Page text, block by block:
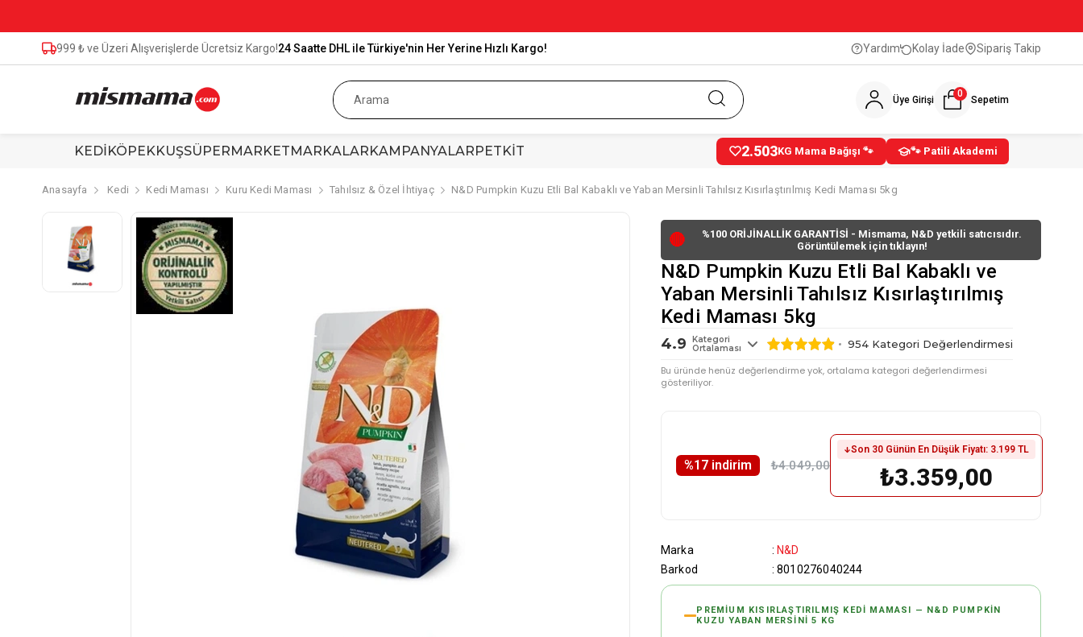
999 ₺ ve Üzeri Alışverişlerde Ücretsiz Kargo!24 Saatte DHL ile Türkiye'nin Her Yerine Hızlı Kargo! Yardım Kolay İade Sipariş Takip
Üye Girişi Sepetim
0
KEDİKÖPEKKUŞSÜPERMARKETMARKALARKAMPANYALARPETKİT 2.503KG Mama Bağışı 🐾 🐾 Patili Akademi
Anasayfa Kedi Kedi Maması Kuru Kedi Maması Tahılsız & Özel İhtiyaç N&D Pumpkin Kuzu Etli Bal Kabaklı ve Yaban Mersinli Tahılsız Kısırlaştırılmış Kedi Maması 5kg
🔴
%100 ORİJİNALLİK GARANTİSİ - Mismama, N&D yetkili satıcısıdır.
Görüntülemek için tıklayın!
N&D Pumpkin Kuzu Etli Bal Kabaklı ve
Yaban Mersinli Tahılsız Kısırlaştırılmış
Kedi Maması 5kg
4.9
Kategori
Ortalaması
954 Kategori Değerlendirmesi
Bu üründe henüz değerlendirme yok, ortalama kategori değerlendirmesi
gösteriliyor.
%17 i̇ndirim ₺4.049,00
Son 30 Günün En Düşük Fiyatı: 3.199 TL
₺3.359,00
Marka : N&D
Barkod
: 8010276040244
PREMIUM KISIRLAŞTIRILMIŞ KEDI MAMASI — N&D PUMPKIN
KUZU YABAN MERSINI 5 KG